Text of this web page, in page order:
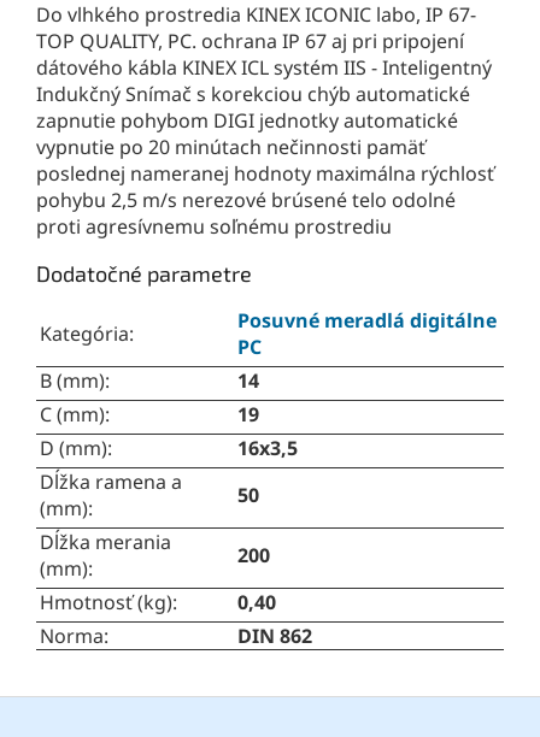
Do vlhkého prostredia KINEX ICONIC labo, IP 67-
TOP QUALITY, PC. ochrana IP 67 aj pri pripojení
dátového kábla KINEX ICL systém IIS - Inteligentný
Indukčný Snímač s korekciou chýb automatické
zapnutie pohybom DIGI jednotky automatické
vypnutie po 20 minútach nečinnosti pamäť
poslednej nameranej hodnoty maximálna rýchlosť
pohybu 2,5 m/s nerezové brúsené telo odolné
proti agresívnemu soľnému prostrediu
Dodatočné parametre
Kategória:
Posuvné meradlá digitálne
PC
B (mm):
14
C (mm):
19
D (mm):
16x3,5
Dĺžka ramena a
(mm):
50
Dĺžka merania
(mm):
200
Hmotnosť (kg):
0,40
Norma: DIN 862